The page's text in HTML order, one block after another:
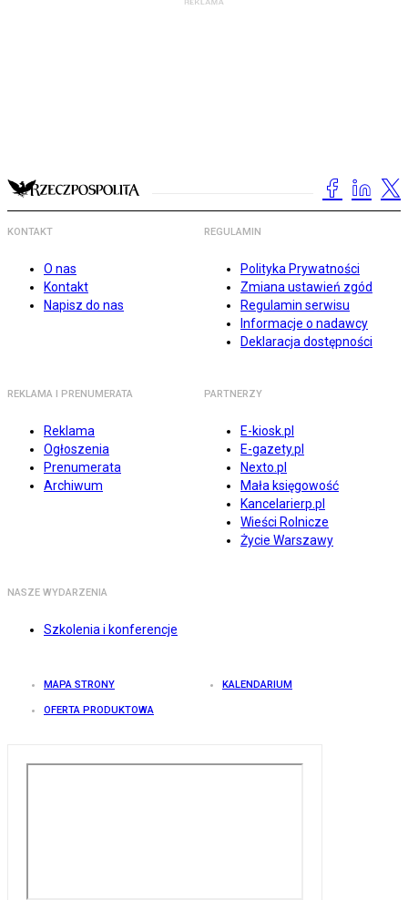
KONTAKT
O nas
Kontakt
Napisz do nas
REGULAMIN
Polityka Prywatności
Zmiana ustawień zgód
Regulamin serwisu
Informacje o nadawcy
Deklaracja dostępności
REKLAMA I PRENUMERATA
Reklama
Ogłoszenia
Prenumerata
Archiwum
PARTNERZY
E-kiosk.pl
E-gazety.pl
Nexto.pl
Mała księgowość
Kancelarierp.pl
Wieści Rolnicze
Życie Warszawy
NASZE WYDARZENIA
Szkolenia i konferencje
MAPA STRONY KALENDARIUM
OFERTA PRODUKTOWA